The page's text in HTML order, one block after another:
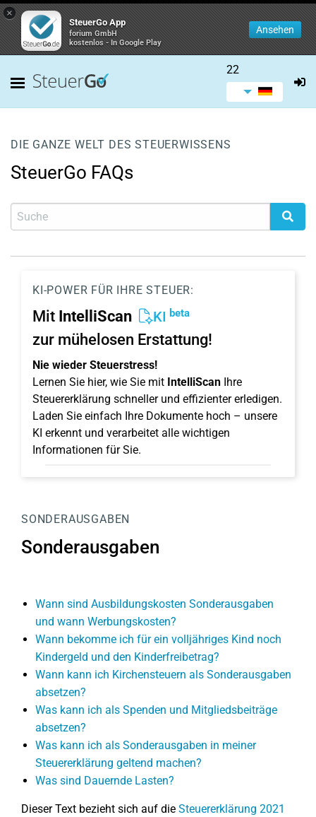
×
SteuerGo App
forium GmbH
kostenlos - In Google Play
Ansehen
22
DIE GANZE WELT DES STEUERWISSENS
SteuerGo FAQs
KI-POWER FÜR IHRE STEUER:
Mit IntelliScan KI beta
zur mühelosen Erstattung!
Nie wieder Steuerstress!
Lernen Sie hier, wie Sie mit IntelliScan Ihre
Steuererklärung schneller und effizienter erledigen.
Laden Sie einfach Ihre Dokumente hoch – unsere
KI erkennt und verarbeitet alle wichtigen
Informationen für Sie.
SONDERAUSGABEN
Sonderausgaben
Wann sind Ausbildungskosten Sonderausgaben
und wann Werbungskosten?
Wann bekomme ich für ein volljähriges Kind noch
Kindergeld und den Kinderfreibetrag?
Wann kann ich Kirchensteuern als Sonderausgaben
absetzen?
Was kann ich als Spenden und Mitgliedsbeiträge
absetzen?
Was kann ich als Sonderausgaben in meiner
Steuererklärung geltend machen?
Was sind Dauernde Lasten?
Dieser Text bezieht sich auf die Steuererklärung 2021